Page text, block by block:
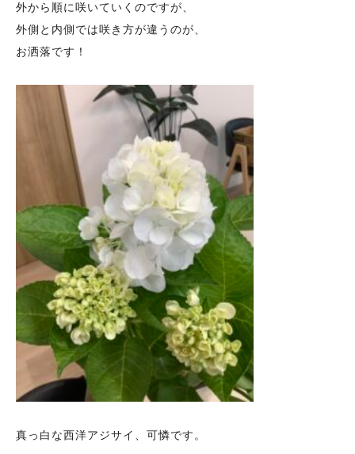
外から順に咲いていくのですが、
外側と内側では咲き方が違うのが、
お洒落です！
真っ白な西洋アジサイ、可憐です。